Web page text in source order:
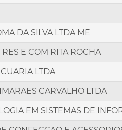
DA SILVA LTDA ME
E COM RITA ROCHA
LTDA
CARVALHO LTDA
EM SISTEMAS DE